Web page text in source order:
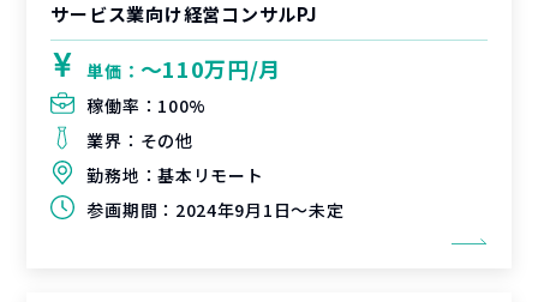
サービス業向け経営コンサルPJ
単価： 〜110万円/月
稼働率： 100%
業界： その他
勤務地：基本リモート
参画期間： 2024年9月1日～未定